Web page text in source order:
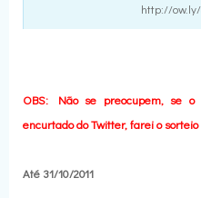
http://
OBS: Não se preocupem, se o
encurtado do Twitter, farei o
Até 31/10/2011